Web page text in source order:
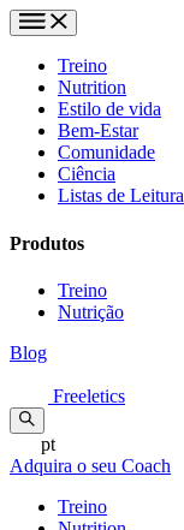
Treino
Nutrition
Estilo de vida
Bem-Estar
Comunidade
Ciência
Listas de Leitura
Produtos
Treino
Nutrição
Blog
Freeletics
pt
Adquira o seu Coach
Treino